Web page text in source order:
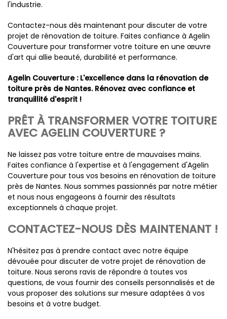
l'industrie.
Contactez-nous dès maintenant pour discuter de votre
projet de rénovation de toiture. Faites confiance à Agelin
Couverture pour transformer votre toiture en une œuvre
d'art qui allie beauté, durabilité et performance.
Agelin Couverture : L'excellence dans la rénovation de
toiture près de Nantes. Rénovez avec confiance et
tranquillité d'esprit !
PRÊT À TRANSFORMER VOTRE TOITURE
AVEC AGELIN COUVERTURE ?
Ne laissez pas votre toiture entre de mauvaises mains.
Faites confiance à l'expertise et à l'engagement d'Agelin
Couverture pour tous vos besoins en rénovation de toiture
près de Nantes. Nous sommes passionnés par notre métier
et nous nous engageons à fournir des résultats
exceptionnels à chaque projet.
CONTACTEZ-NOUS DÈS MAINTENANT !
N'hésitez pas à prendre contact avec notre équipe
dévouée pour discuter de votre projet de rénovation de
toiture. Nous serons ravis de répondre à toutes vos
questions, de vous fournir des conseils personnalisés et de
vous proposer des solutions sur mesure adaptées à vos
besoins et à votre budget.